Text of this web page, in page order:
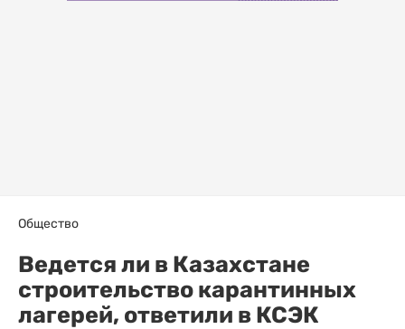
Общество
Ведется ли в Казахстане
строительство карантинных
лагерей, ответили в КСЭК